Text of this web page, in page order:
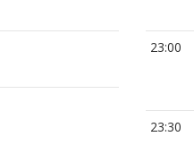
23:00
23:30